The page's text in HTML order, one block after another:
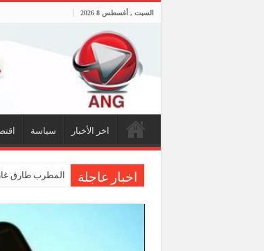
السبت , أغسطس 8 2026
اخر الأخبار سياسة
اخبار عاجلة المطرب طارق